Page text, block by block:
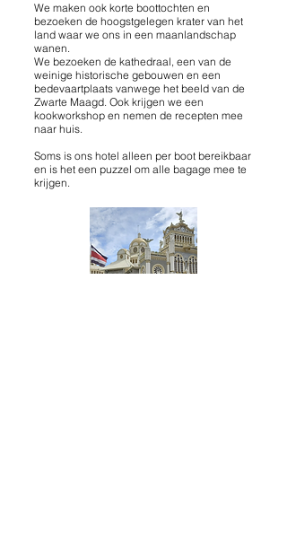
We maken ook korte boottochten en
bezoeken de hoogstgelegen krater van het
land waar we ons in een maanlandschap
wanen.
We bezoeken de kathedraal, een van de
weinige historische gebouwen en een
bedevaartplaats vanwege het beeld van de
Zwarte Maagd. Ook krijgen we een
kookworkshop en nemen de recepten mee
naar huis.
Soms is ons hotel alleen per boot bereikbaar
en is het een puzzel om alle bagage mee te
krijgen.